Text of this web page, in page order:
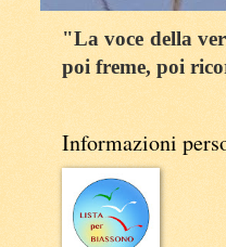
"La voce della
poi freme, poi
Informazioni